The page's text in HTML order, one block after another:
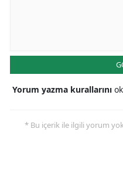
Yorum yazma kurallarını
* Bu içerik ile ilgili yorum